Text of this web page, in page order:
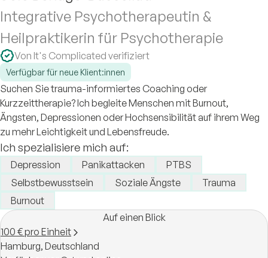
Integrative Psychotherapeutin &
Heilpraktikerin für Psychotherapie
Von It's Complicated verifiziert
Verfügbar für neue Klient:innen
Suchen Sie trauma-informiertes Coaching oder
Kurzzeittherapie? Ich begleite Menschen mit Burnout,
Ängsten, Depressionen oder Hochsensibilität auf ihrem Weg
zu mehr Leichtigkeit und Lebensfreude.
Ich spezialisiere mich auf:
Depression Panikattacken
PTBS
Selbstbewusstsein
Soziale Ängste
Trauma
Burnout
Auf einen Blick
100 € pro Einheit
Hamburg, Deutschland